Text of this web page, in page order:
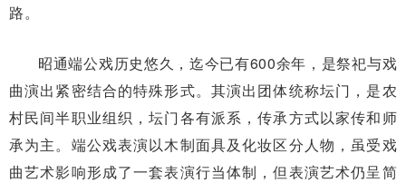
路。
昭通端公戏历史悠久，迄今已有600余年，是祭祀与戏
曲演出紧密结合的特殊形式。其演出团体统称坛门，是农
村民间半职业组织，坛门各有派系，传承方式以家传和师
承为主。端公戏表演以木制面具及化妆区分人物，虽受戏
曲艺术影响形成了一套表演行当体制，但表演艺术仍呈简